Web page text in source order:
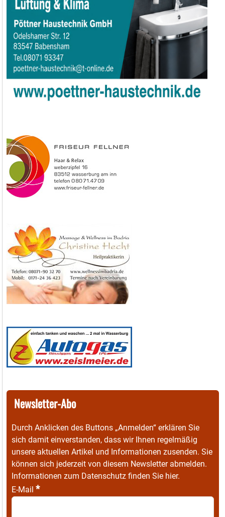
Newsletter-Abo
Durch Anklicken des Buttons „Anmelden“ erklären Sie
sich damit einverstanden, dass wir Ihnen regelmäßig
unsere aktuellen Artikel und Informationen zusenden. Sie
können sich jederzeit von diesem Newsletter abmelden.
Informationen zum Datenschutz finden Sie hier.
E-Mail *